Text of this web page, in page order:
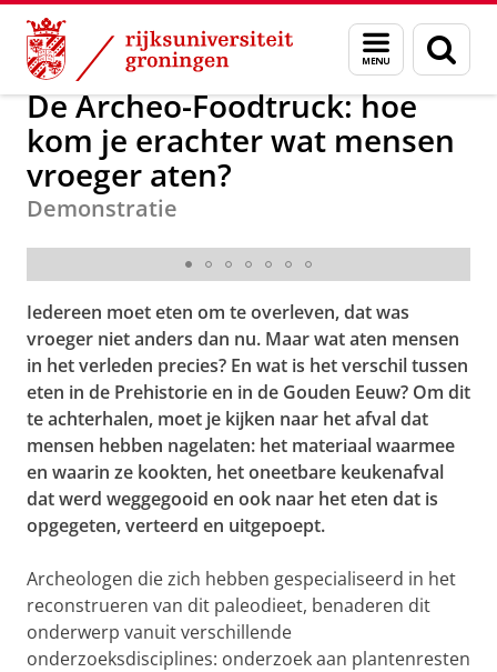
Skip
Content
Skip
Navigation
Menu
en
zoeken
Over ons Humanities@Work en Zpannend Zernike
De Archeo-Foodtruck: hoe
kom je erachter wat mensen
vroeger aten?
Demonstratie
Iedereen moet eten om te overleven, dat was
vroeger niet anders dan nu. Maar wat aten mensen
in het verleden precies? En wat is het verschil tussen
eten in de Prehistorie en in de Gouden Eeuw? Om dit
te achterhalen, moet je kijken naar het afval dat
mensen hebben nagelaten: het materiaal waarmee
en waarin ze kookten, het oneetbare keukenafval
dat werd weggegooid en ook naar het eten dat is
opgegeten, verteerd en uitgepoept.
Archeologen die zich hebben gespecialiseerd in het
reconstrueren van dit paleodieet, benaderen dit
onderwerp vanuit verschillende
onderzoeksdisciplines: onderzoek aan plantenresten